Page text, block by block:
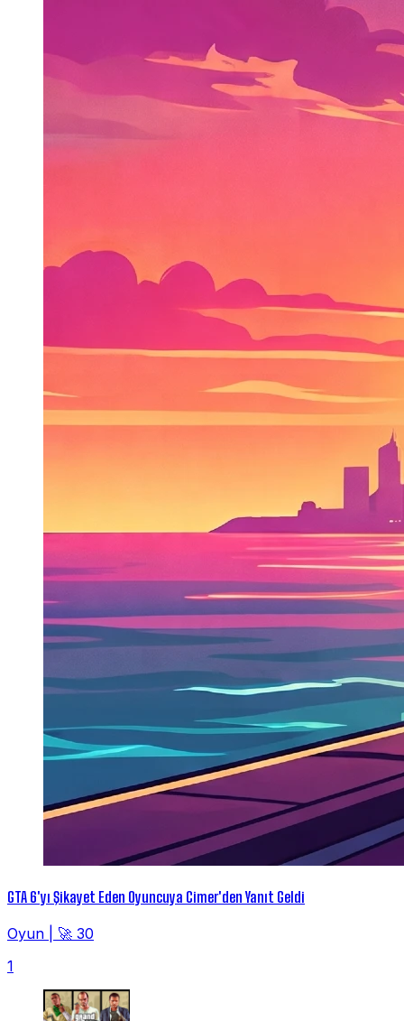
GTA 6'yı Şikayet Eden Oyuncuya Cimer'den Yanıt Geldi
Oyun
🚀 30
1